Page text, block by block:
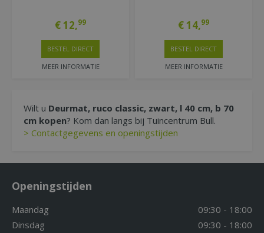
€12,99
MEER INFORMATIE
BESTEL DIRECT
€14,99
MEER INFORMATIE
BESTEL DIRECT
Wilt u Deurmat, ruco classic, zwart, l 40 cm, b 70
cm kopen? Kom dan langs bij Tuincentrum Bull.
> Contactgegevens en openingstijden
Openingstijden
Maandag
09:30 - 18:00
Dinsdag
09:30 - 18:00